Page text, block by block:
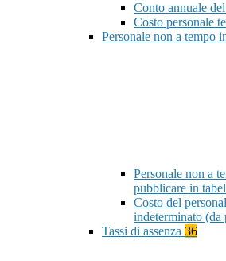
Conto annuale
Costo personale
Personale non a tempo
Personale non a
pubblicare in
Costo del
indeterminato (da
Tassi di assenza 36